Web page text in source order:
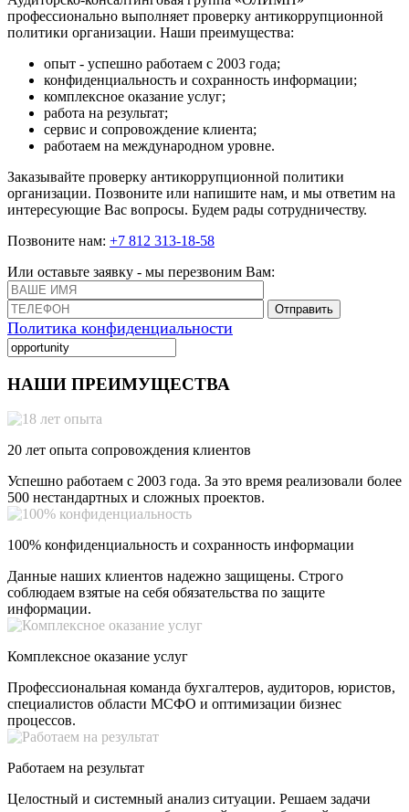
профессионально выполняет проверку антикоррупционной
политики организации. Наши преимущества:
опыт - успешно работаем с 2003 года;
конфиденциальность и сохранность информации;
комплексное оказание услуг;
работа на результат;
сервис и сопровождение клиента;
работаем на международном уровне.
Заказывайте проверку антикоррупционной политики
организации. Позвоните или напишите нам, и мы ответим на
интересующие Вас вопросы. Будем рады сотрудничеству.
Позвоните нам: +7 812 313-18-58
Или оставьте заявку - мы перезвоним Вам:
Отправить
Политика конфиденциальности
НАШИ ПРЕИМУЩЕСТВА
20 лет опыта сопровождения клиентов
Успешно работаем с 2003 года. За это время реализовали более
500 нестандартных и сложных проектов.
100% конфиденциальность и сохранность информации
Данные наших клиентов надежно защищены. Строго
соблюдаем взятые на себя обязательства по защите
информации.
Комплексное оказание услуг
Профессиональная команда бухгалтеров, аудиторов, юристов,
специалистов области МСФО и оптимизации бизнес
процессов.
Работаем на результат
Целостный и системный анализ ситуации. Решаем задачи